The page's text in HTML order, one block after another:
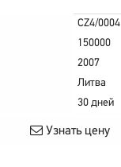
CZ4/0004
150000
2007
Литва
30 дней
Узнать цену